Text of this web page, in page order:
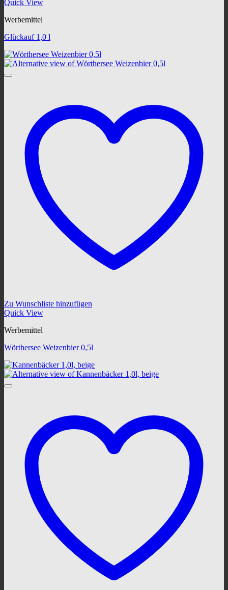
Quick View
Werbemittel
Glückauf 1,0 l
Zu Wunschliste hinzufügen
Quick View
Werbemittel
Wörthersee Weizenbier 0,5l